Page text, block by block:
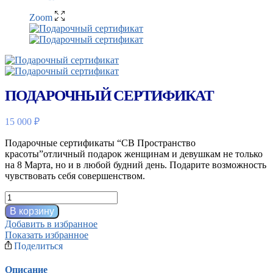
Zoom
ПОДАРОЧНЫЙ СЕРТИФИКАТ
15 000 ₽
Подарочные сертификаты “СВ Пространство
красоты”отличный подарок женщинам и девушкам не только
на 8 Марта, но и в любой будний день. Подарите возможность
чувствовать себя совершенством.
Количество
товара
Подарочный
сертификат
В корзину
Добавить в избранное
Показать избранное
Поделиться
Описание